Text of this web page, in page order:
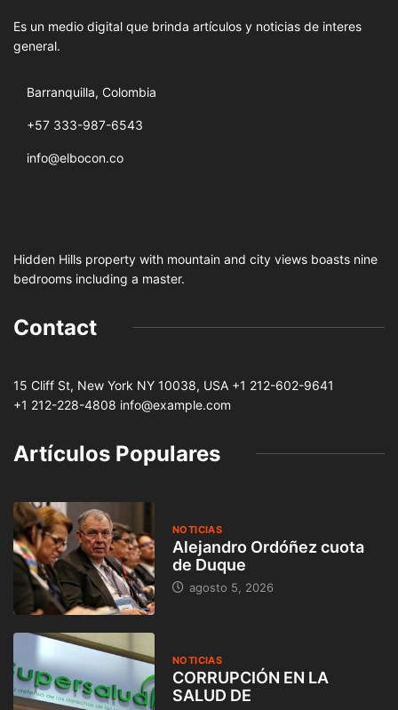
Es un medio digital que brinda artículos y noticias de interes
general.
Barranquilla, Colombia
+57 333-987-6543
info@elbocon.co
Hidden Hills property with mountain and city views boasts nine
bedrooms including a master.
Contact
15 Cliff St, New York NY 10038, USA +1 212-602-9641
+1 212-228-4808 info@example.com
Artículos Populares
NOTICIAS
Alejandro Ordóñez cuota
de Duque
agosto 5, 2026
NOTICIAS
CORRUPCIÓN EN LA
SALUD DE